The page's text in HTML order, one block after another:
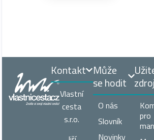
Může
se hodit
O nás
Slovník
Novinky
pro
Kontakt
Vlastní
cesta
s.r.o.